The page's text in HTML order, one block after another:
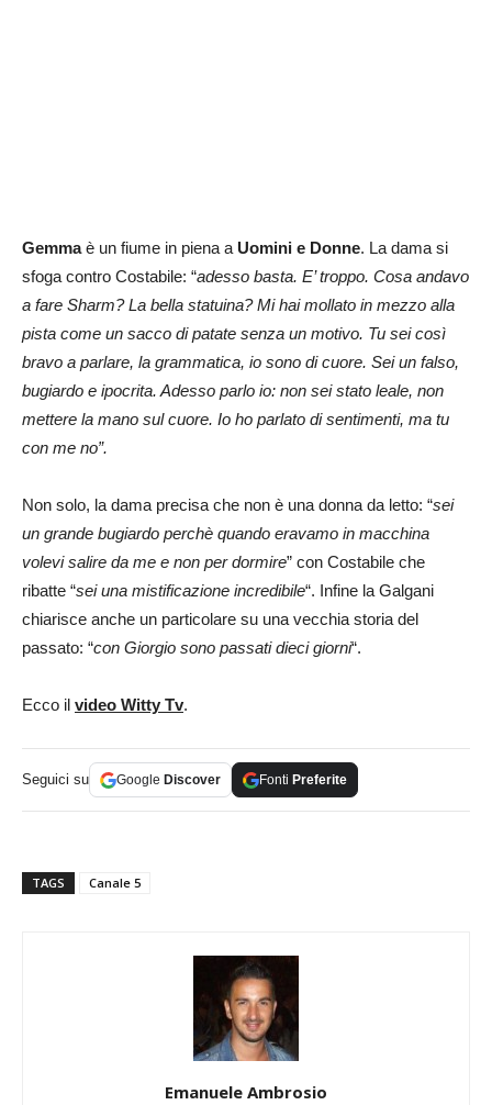
Gemmaè un fiume in piena a Uomini e Donne. La dama si
sfoga contro Costabile: “adesso basta. E’ troppo. Cosa andavo
a fare Sharm? La bella statuina? Mi hai mollato in mezzo alla
pista come un sacco di patate senza un motivo. Tu sei così
bravo a parlare, la grammatica, io sono di cuore. Sei un falso,
bugiardo e ipocrita. Adesso parlo io: non sei stato leale, non
mettere la mano sul cuore. Io ho parlato di sentimenti, ma tu
con me no”.
Non solo, la dama precisa che non è una donna da letto: “sei
un grande bugiardo perchè quando eravamo in macchina
volevi salire da me e non per dormire” con Costabile che
ribatte “sei una mistificazione incredibile“. Infine la Galgani
chiarisce anche un particolare su una vecchia storia del
passato: “con Giorgio sono passati dieci giorni“.
Ecco il video Witty Tv.
Seguici su Google Discover Fonti Preferite
TAGS Canale 5
Emanuele Ambrosio